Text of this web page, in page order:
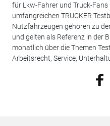
für Lkw-Fahrer und Truck-
umfangreichen TRUCKER
Nutzfahrzeugen gehören zu
und gelten als Referenz in der
monatlich über die Themen
Arbeitsrecht, Service,